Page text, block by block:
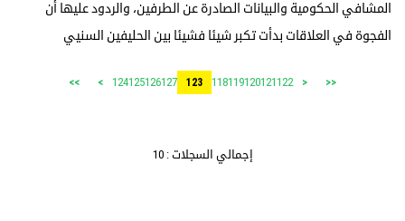
المشافي الحكومية والبيانات الصادرة عن الطرفين، والردود عليها أن
الفجوة في العلاقات بدأت تكبر شيئا فشيئا بين الحليفين السنيي
<<
<
118119120121122
123
124125126127
>
>>
إجمالي السجلات : 10